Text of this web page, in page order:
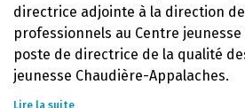
directrice adjointe à la direction
professionnels au Centre jeunesse
poste de directrice de la qualité
jeunesse Chaudière-Appalaches.
Lire la suite